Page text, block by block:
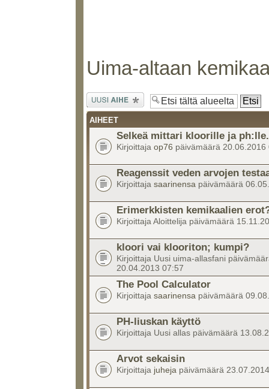
Uima-altaan
Lähetä uusi
viesti
AIHEET
Selkeä mittari kloorille ja ph:lle.
Kirjoittaja op76 päivämäärä 20.06.2016
Reagenssit veden arvojen
Kirjoittaja saarinensa päivämäärä
Erimerkkisten kemikaalien
Kirjoittaja Aloittelija päivämäärä
kloori vai klooriton; kumpi?
Kirjoittaja Uusi uima-allasfani
20.04.2013 07:57
The Pool Calculator
Kirjoittaja saarinensa päivämäärä
PH-liuskan käyttö
Kirjoittaja Uusi allas päivämäärä
Arvot sekaisin
Kirjoittaja juheja päivämäärä